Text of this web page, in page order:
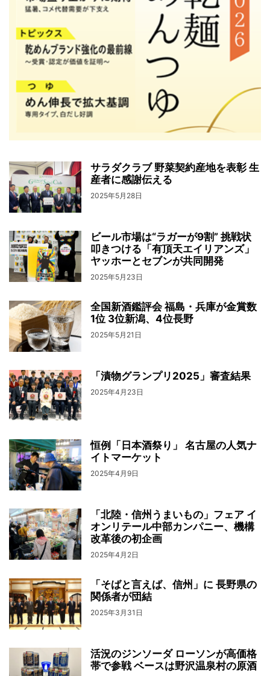
サラダクラブ 野菜契約産地を表彰 生
産者に感謝伝える
2025年5月28日
ビール市場は“ラガーが9割” 挑戦状
叩きつける「有頂天エイリアンズ」
ヤッホーとセブンが共同開発
2025年5月23日
全国新酒鑑評会 福島・兵庫が金賞数
1位 3位新潟、4位長野
2025年5月21日
「漬物グランプリ2025」審査結果
2025年4月23日
恒例「日本酒祭り」 名古屋の人気ナ
イトマーケット
2025年4月9日
「北陸・信州うまいもの」フェア イ
オンリテール中部カンパニー、機構
改革後の初企画
2025年4月2日
「そばと言えば、信州」に 長野県の
関係者が団結
2025年3月31日
活況のジンソーダ ローソンが高価格
帯で参戦 ベースは野沢温泉村の原酒